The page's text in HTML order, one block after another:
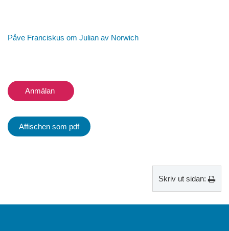
Påve Franciskus om Julian av Norwich
Anmälan
Affischen som pdf
Skriv ut sidan: